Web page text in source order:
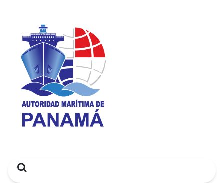
Search